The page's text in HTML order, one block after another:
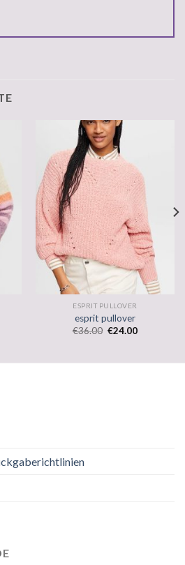
ESPRIT PULLOVER
esprit pullover
€36.00 €24.00